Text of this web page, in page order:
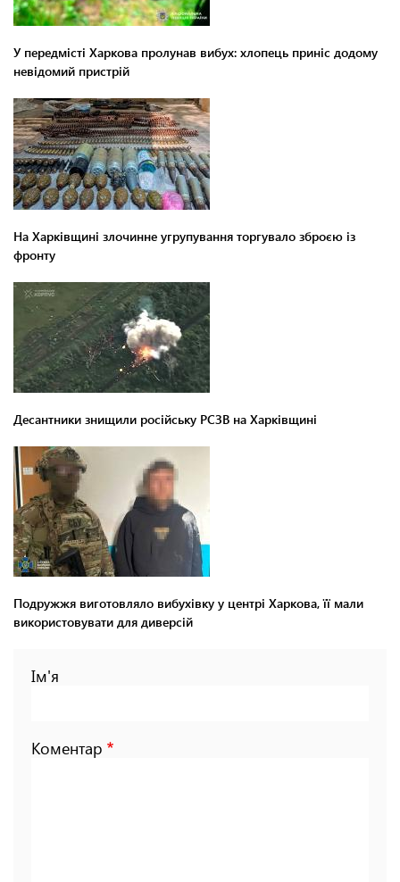
У передмісті Харкова пролунав вибух: хлопець приніс додому
невідомий пристрій
На Харківщині злочинне угрупування торгувало зброєю із
фронту
Десантники знищили російську РСЗВ на Харківщині
Подружжя виготовляло вибухівку у центрі Харкова, її мали
використовувати для диверсій
Ім'я
Коментар